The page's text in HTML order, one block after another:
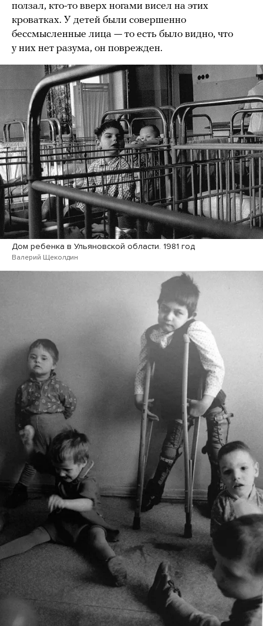
ползал, кто-то вверх ногами висел на этих
кроватках. У детей были совершенно
бессмысленные лица — то есть было видно, что
у них нет разума, он поврежден.
Дом ребенка в Ульяновской области. 1981 год
Валерий Щеколдин